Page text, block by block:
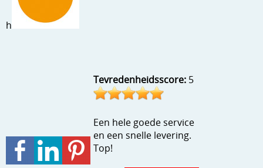
Stempels en zo
Wat nog, een creatief kijkje
h
Tevredenheidsscore: 5
Een hele goede service
en een snelle levering.
Top!